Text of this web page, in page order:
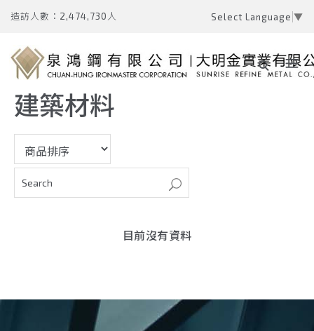
造訪人數：2,474,730人 Select Language ▼
建築材料
目前沒有資料